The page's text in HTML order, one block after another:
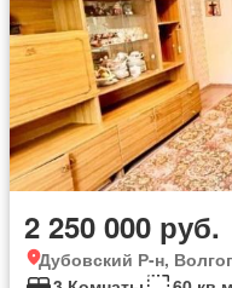
2 250 000 руб.
Дубовский Р-н,